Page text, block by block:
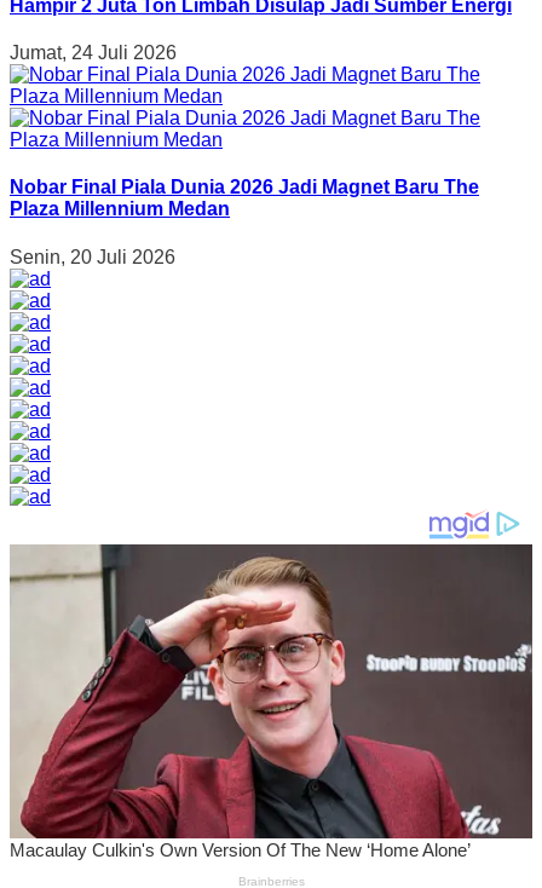
Hampir 2 Juta Ton Limbah Disulap Jadi Sumber Energi
Jumat, 24 Juli 2026
Nobar Final Piala Dunia 2026 Jadi Magnet Baru The
Plaza Millennium Medan
Senin, 20 Juli 2026